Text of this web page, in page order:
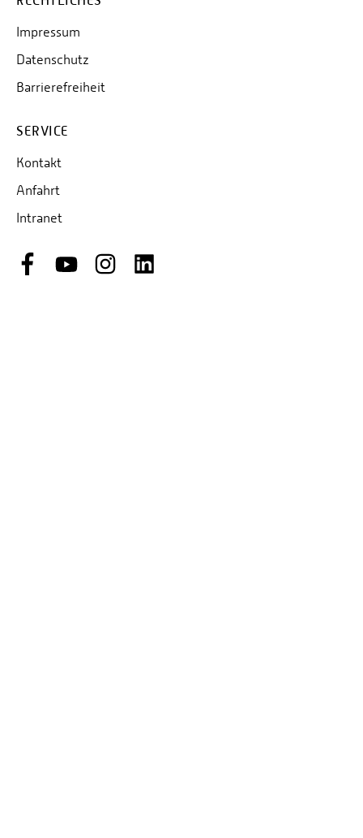
Impressum
Datenschutz
Barrierefreiheit
SERVICE
Kontakt
Anfahrt
Intranet